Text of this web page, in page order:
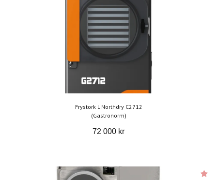
Frystork L Northdry C2712
(Gastronorm)
72 000 kr